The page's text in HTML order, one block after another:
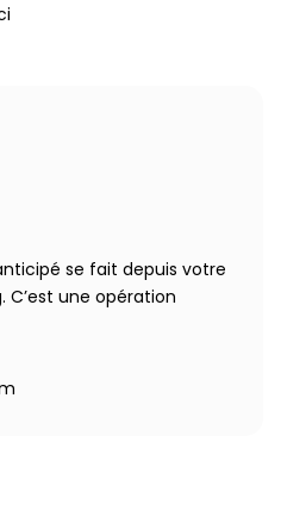
se fait depuis votre
C’est une opération